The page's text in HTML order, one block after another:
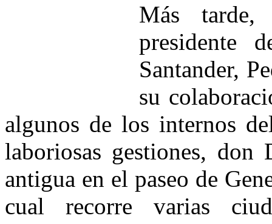
Más
presidente
Santander,
su
algunos de los internos
laboriosas gestiones,
antigua en el paseo de
cual recorre varias